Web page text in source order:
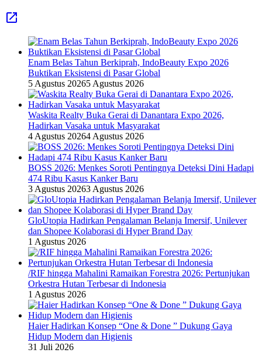
Enam Belas Tahun Berkiprah, IndoBeauty Expo 2026
Buktikan Eksistensi di Pasar Global
5 Agustus 20265 Agustus 2026
Waskita Realty Buka Gerai di Danantara Expo 2026,
Hadirkan Vasaka untuk Masyarakat
4 Agustus 20264 Agustus 2026
BOSS 2026: Menkes Soroti Pentingnya Deteksi Dini Hadapi
474 Ribu Kasus Kanker Baru
3 Agustus 20263 Agustus 2026
GloUtopia Hadirkan Pengalaman Belanja Imersif, Unilever
dan Shopee Kolaborasi di Hyper Brand Day
1 Agustus 2026
/RIF hingga Mahalini Ramaikan Forestra 2026: Pertunjukan
Orkestra Hutan Terbesar di Indonesia
1 Agustus 2026
Haier Hadirkan Konsep “One & Done ” Dukung Gaya
Hidup Modern dan Higienis
31 Juli 2026